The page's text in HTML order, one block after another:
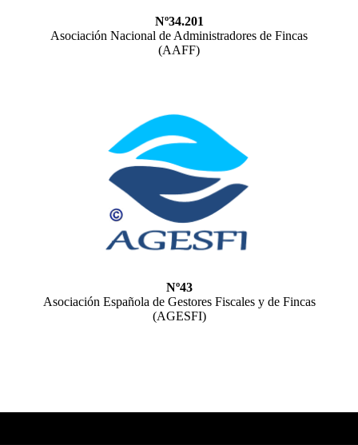
Nº34.201
Asociación Nacional de Administradores de Fincas
(AAFF)
Nº43
Asociación Española de Gestores Fiscales y de Fincas
(AGESFI)